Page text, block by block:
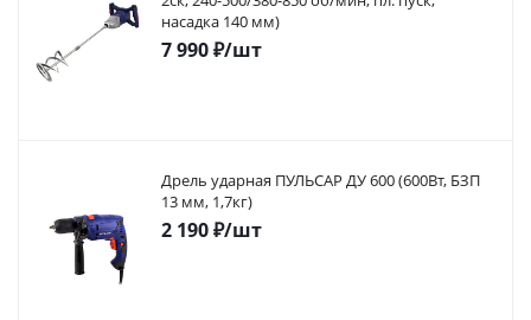
насадка 140 мм)
7 990₽/шт
Дрель ударная ПУЛЬСАР ДУ 600 (600Вт, БЗП
13 мм, 1,7кг)
2 190₽/шт